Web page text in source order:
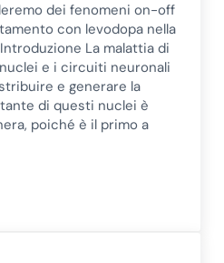
dei fenomeni on-off
con levodopa nella
La malattia di
e i circuiti neuronali
e generare la
di questi nuclei è
poiché è il primo a
e Wearing-off nella malattia di